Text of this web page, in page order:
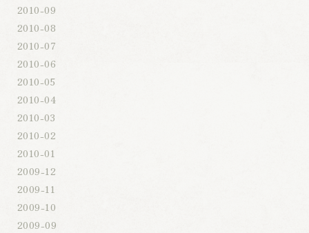
2010-09
2010-08
2010-07
2010-06
2010-05
2010-04
2010-03
2010-02
2010-01
2009-12
2009-11
2009-10
2009-09